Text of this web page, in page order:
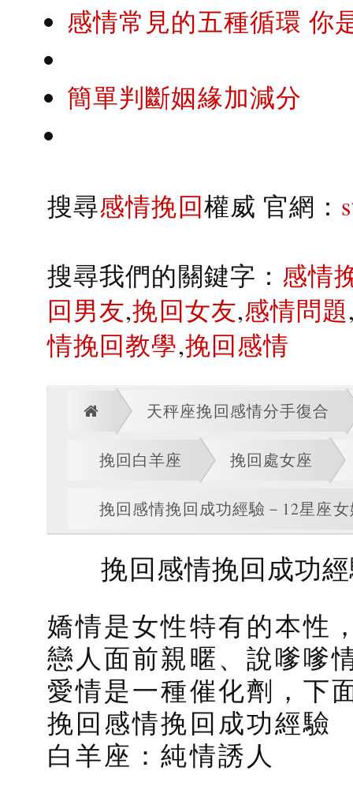
感情常見的五種循環 你
簡單判斷姻緣加減分
搜尋感情挽回權威 官網：
搜尋我們的關鍵字： 感情
回男友,挽回女友,感情問題
情挽回教學,挽回感情
天秤座挽回感情分手復合
挽回白羊座 挽回處女座
挽回感情挽回成功經驗－12星座
挽回感情挽回成功
嬌情是女性特有的本性
戀人面前親暱、說嗲嗲
愛情是一種催化劑，下
挽回感情挽回成功經驗
白羊座：純情誘人